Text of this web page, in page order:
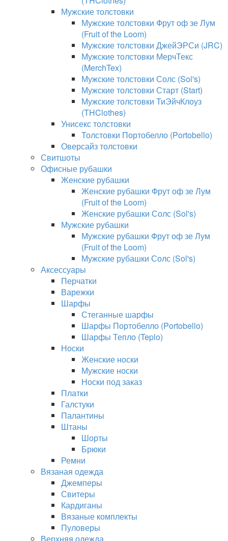
Мужские толстовки
Мужские толстовки Фрут оф зе Лум
(Fruit of the Loom)
Мужские толстовки ДжейЭРСи (JRC)
Мужские толстовки МерчТекс
(MerchTex)
Мужские толстовки Солс (Sol's)
Мужские толстовки Старт (Start)
Мужские толстовки ТиЭйчКлоуз
(THClothes)
Унисекс толстовки
Толстовки Портобелло (Portobello)
Оверсайз толстовки
Свитшоты
Офисные рубашки
Женские рубашки
Женские рубашки Фрут оф зе Лум
(Fruit of the Loom)
Женские рубашки Солс (Sol's)
Мужские рубашки
Мужские рубашки Фрут оф зе Лум
(Fruit of the Loom)
Мужские рубашки Солс (Sol's)
Аксессуары
Перчатки
Варежки
Шарфы
Стеганные шарфы
Шарфы Портобелло (Portobello)
Шарфы Тепло (Teplo)
Носки
Женские носки
Мужские носки
Носки под заказ
Платки
Галстуки
Палантины
Штаны
Шорты
Брюки
Ремни
Вязаная одежда
Джемперы
Свитеры
Кардиганы
Вязаные комплекты
Пуловеры